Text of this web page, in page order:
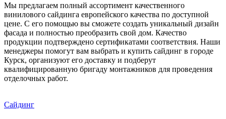
Мы предлагаем полный ассортимент качественного
винилового сайдинга европейского качества по доступной
цене. С его помощью вы сможете создать уникальный дизайн
фасада и полностью преобразить свой дом. Качество
продукции подтверждено сертификатами соответствия. Наши
менеджеры помогут вам выбрать и купить сайдинг в городе
Курск, организуют его доставку и подберут
квалифицированную бригаду монтажников для проведения
отделочных работ.
Сайдинг